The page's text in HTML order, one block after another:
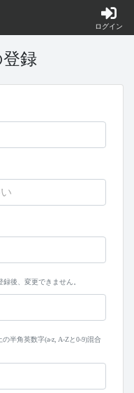
ログイン
録
録後、変更できません。
半角英数字(a-z, A-Zと0-9)混合